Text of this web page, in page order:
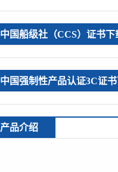
中国船级社（CCS）证书下
中国强制性产品认证3C证
产品介绍